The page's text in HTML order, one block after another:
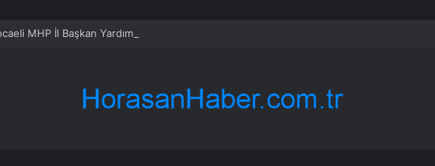
MHP İl Başkan Yardımcısı Geylani Yenigün, ortağı tarafından vurularak öldürüldü